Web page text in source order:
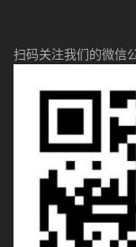
扫码关注我们的微信